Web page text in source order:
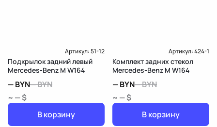
Артикул:51-12
Подкрылок задний левый
Mercedes-Benz M W164
—BYN—BYN
~ — $
В корзину
Артикул:424-1
Комплект задних стекол
Mercedes-Benz M W164
—BYN—BYN
~ — $
В корзину